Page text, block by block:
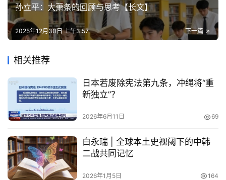
孙立平：大萧条的回顾与思考【长文】
下一篇
2025年12月30日 上午3:57
相关推荐
日本若废除宪法第九条，冲绳将“重
新独立”？
2026年6月11日 69
白永瑞 | 全球本土史视阈下的中韩
二战共同记忆
2026年1月5日 164